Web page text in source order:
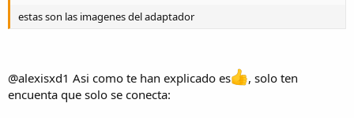
estas son las imagenes del adaptador
@alexisxd1 Asi como te han explicado es
, solo ten
encuenta que solo se conecta: